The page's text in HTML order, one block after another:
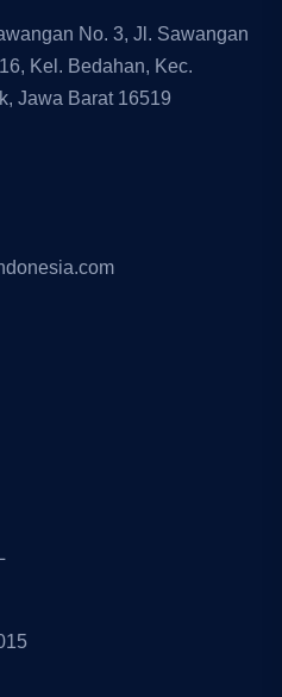
No. 3, Jl. Sawangan
Kel. Bedahan, Kec.
Jawa Barat 16519